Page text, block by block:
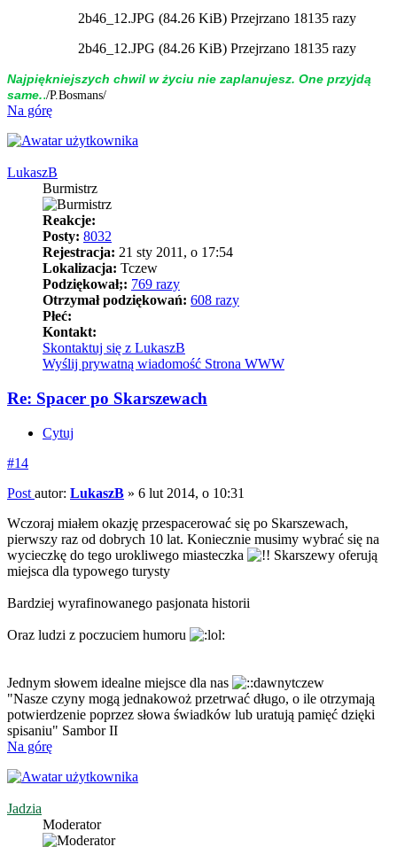
2b46_12.JPG (84.26 KiB) Przejrzano 18135 razy
2b46_12.JPG (84.26 KiB) Przejrzano 18135 razy
Naj­piękniej­szych chwil w życiu nie zap­la­nujesz. One przyjdą
same../P.Bosmans/
Na górę
LukaszB
Burmistrz
Reakcje:
Posty: 8032
Rejestracja: 21 sty 2011, o 17:54
Lokalizacja: Tczew
Podziękował;: 769 razy
Otrzymał podziękowań: 608 razy
Płeć:
Kontakt:
Skontaktuj się z LukaszB
Wyślij prywatną wiadomość Strona WWW
Re: Spacer po Skarszewach
Cytuj
#14
Post autor: LukaszB » 6 lut 2014, o 10:31
Wczoraj miałem okazję przespacerować się po Skarszewach,
pierwszy raz od dobrych 10 lat. Koniecznie musimy wybrać się na
wycieczkę do tego urokliwego miasteczka
Skarszewy oferują
miejsca dla typowego turysty
Bardziej wyrafinowanego pasjonata historii
Oraz ludzi z poczuciem humoru
Jednym słowem idealne miejsce dla nas
"Nasze czyny mogą jednakowoż przetrwać długo, o ile otrzymają
potwierdzenie poprzez słowa świadków lub uratują pamięć dzięki
spisaniu" Sambor II
Na górę
Jadzia
Moderator